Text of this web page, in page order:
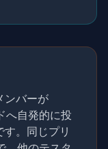
ンバーが
へ自発的に投
。同じプリ